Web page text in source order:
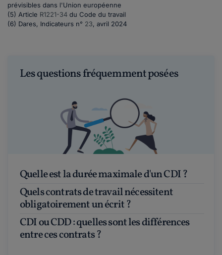
prévisibles dans l'Union européenne
(5) Article R1221-34 du Code du travail
(6) Dares, Indicateurs n° 23, avril 2024
Les questions fréquemment posées
Quelle est la durée maximale d'un CDI ?
Quels contrats de travail nécessitent
obligatoirement un écrit ?
CDI ou CDD : quelles sont les différences
entre ces contrats ?